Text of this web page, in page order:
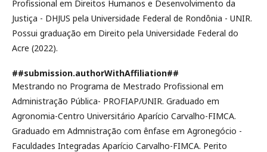
Profissional em Direitos Humanos e Desenvolvimento da
Justiça - DHJUS pela Universidade Federal de Rondônia - UNIR.
Possui graduação em Direito pela Universidade Federal do
Acre (2022).
##submission.authorWithAffiliation##
Mestrando no Programa de Mestrado Profissional em
Administração Pública- PROFIAP/UNIR. Graduado em
Agronomia-Centro Universitário Aparício Carvalho-FIMCA.
Graduado em Admnistração com ênfase em Agronegócio -
Faculdades Integradas Aparício Carvalho-FIMCA. Perito